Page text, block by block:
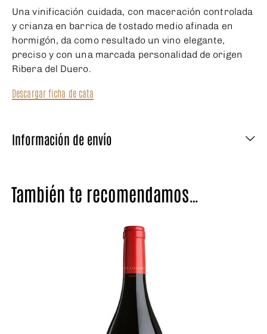
Una vinificación cuidada, con maceración controlada
y crianza en barrica de tostado medio afinada en
hormigón, da como resultado un vino elegante,
preciso y con una marcada personalidad de origen
Ribera del Duero.
Descargar ficha de cata
Información de envío
También te recomendamos…